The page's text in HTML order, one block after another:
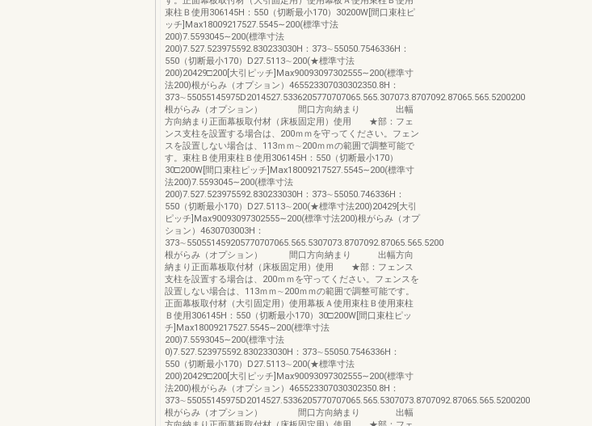
束柱Ｂ使用306145H：550（切断最小170）30200W[間口束柱ピ
ッチ]Max18009217527.5545∼200(標準寸法
200)7.5593045∼200(標準寸法
200)7.527.523975592.830233030H：373∼55050.7546336H：
550（切断最小170）D27.5113∼200(★標準寸法
200)20429□200[大引ピッチ]Max90093097302555∼200(標準寸
法200)根がらみ（オプション）465523307030302350.8H：
373∼55055145975D2014527.5336205770707065.565.307073.8707092.87065.565.5200200
根がらみ（オプション） 間口方向納まり 出幅
方向納まり正面幕板取付材（床板固定用）使用 ★部：フェ
ンス支柱を設置する場合は、200ｍｍを守ってください。フェン
スを設置しない場合は、113ｍｍ∼200ｍｍの範囲で調整可能で
す。束柱Ｂ使用束柱Ｂ使用306145H：550（切断最小170）
30□200W[間口束柱ピッチ]Max18009217527.5545∼200(標準寸
法200)7.5593045∼200(標準寸法
200)7.527.523975592.830233030H：373∼55050.746336H：
550（切断最小170）D27.5113∼200(★標準寸法200)20429[大引
ピッチ]Max90093097302555∼200(標準寸法200)根がらみ（オプ
ション）4630703003H：
373∼550551459205770707065.565.5307073.8707092.87065.565.5200
根がらみ（オプション） 間口方向納まり 出幅方向
納まり正面幕板取付材（床板固定用）使用 ★部：フェンス
支柱を設置する場合は、200ｍｍを守ってください。フェンスを
設置しない場合は、113ｍｍ∼200ｍｍの範囲で調整可能です。
正面幕板取付材（大引固定用）使用幕板Ａ使用束柱Ｂ使用束柱
Ｂ使用306145H：550（切断最小170）30□200W[間口束柱ピッ
チ]Max18009217527.5545∼200(標準寸法
200)7.5593045∼200(標準寸法
0)7.527.523975592.830233030H：373∼55050.7546336H：
550（切断最小170）D27.5113∼200(★標準寸法
200)20429□200[大引ピッチ]Max90093097302555∼200(標準寸
法200)根がらみ（オプション）465523307030302350.8H：
373∼55055145975D2014527.5336205770707065.565.5307073.8707092.87065.565.5200200
根がらみ（オプション） 間口方向納まり 出幅